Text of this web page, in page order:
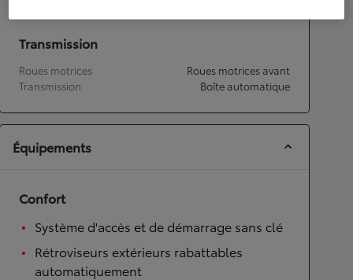
Transmission
Roues motrices
Roues motrices avant
Transmission
Boîte automatique
Équipements
Confort
Système d'accès et de démarrage sans clé
Rétroviseurs extérieurs rabattables
automatiquement